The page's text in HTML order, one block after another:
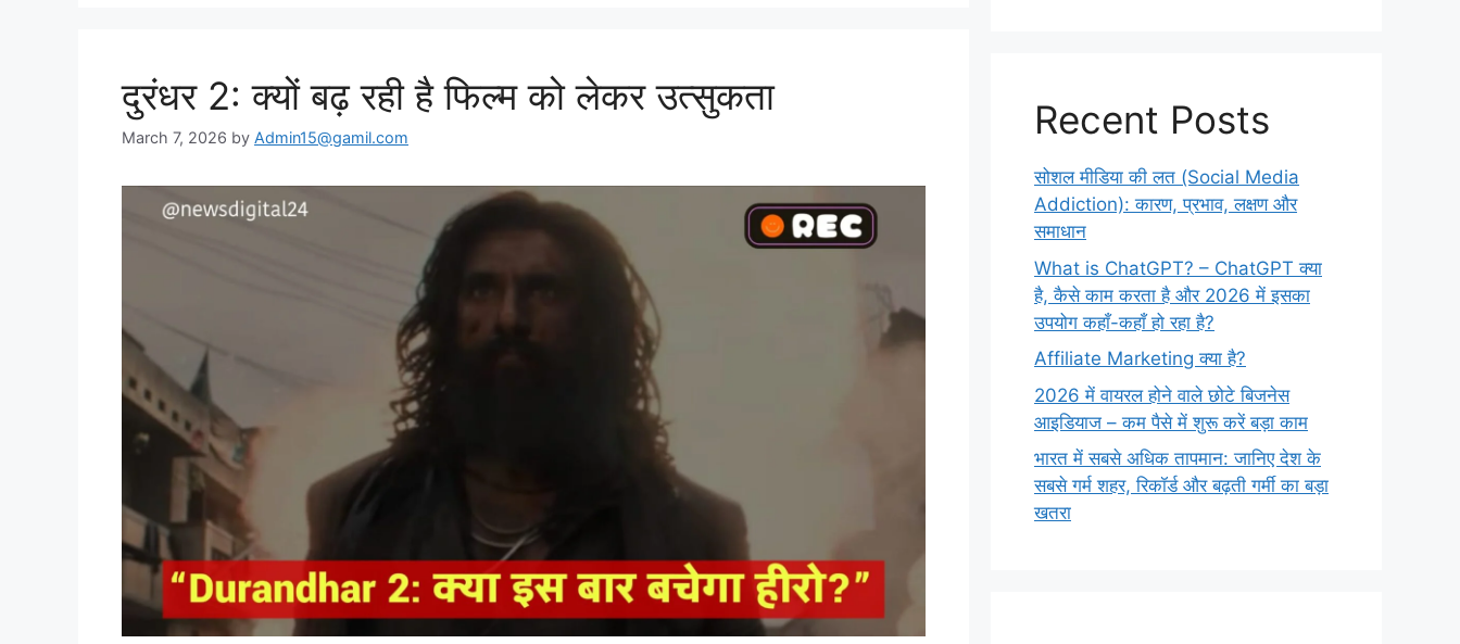
दुरंधर 2: क्यों बढ़ रही है फिल्म को लेकर उत्सुकता
March 7, 2026 by Admin15@gamil.com Recent Posts
सोशल मीडिया की लत (Social Media
Addiction): कारण, प्रभाव, लक्षण और
समाधान
What is ChatGPT? – ChatGPT क्या
है, कैसे काम करता है और 2026 में इसका
उपयोग कहाँ-कहाँ हो रहा है?
Affiliate Marketing क्या है?
2026 में वायरल होने वाले छोटे बिजनेस
आइडियाज – कम पैसे में शुरू करें बड़ा काम
भारत में सबसे अधिक तापमान: जानिए देश के
सबसे गर्म शहर, रिकॉर्ड और बढ़ती गर्मी का बड़ा
खतरा